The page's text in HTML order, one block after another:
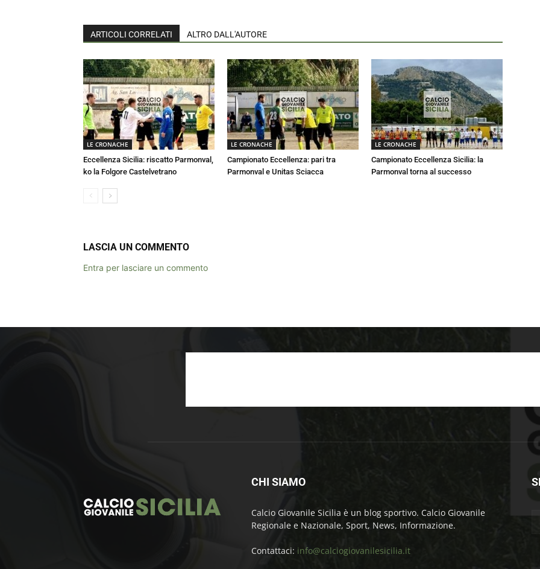
ARTICOLI CORRELATI ALTRO DALL'AUTORE
LE CRONACHE
Eccellenza Sicilia: riscatto Parmonval,
ko la Folgore Castelvetrano
LE CRONACHE
Campionato Eccellenza: pari tra
Parmonval e Unitas Sciacca
LE CRONACHE
Campionato Eccellenza Sicilia: la
Parmonval torna al successo
LASCIA UN COMMENTO
Entra per lasciare un commento
CHI SIAMO
Calcio Giovanile Sicilia è un blog sportivo. Calcio Giovanile
Regionale e Nazionale, Sport, News, Informazione.
Contattaci: info@calciogiovanilesicilia.it